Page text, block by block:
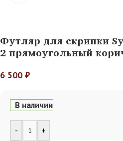
Футляр для скрипки
2 прямоугольный
6 500 ₽
В наличии
- +
Alternative: